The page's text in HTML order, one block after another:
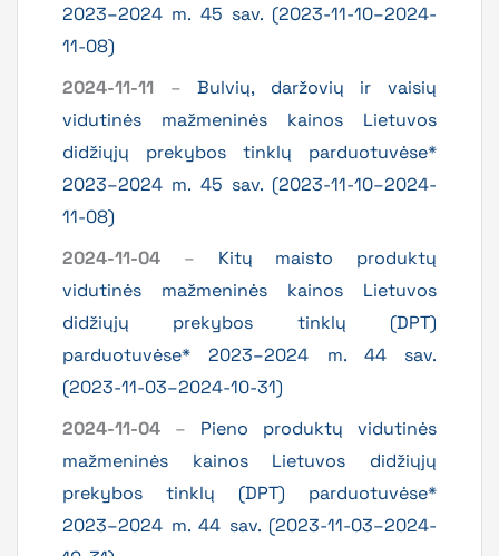
2023–2024 m. 45 sav. (2023-11-10–2024-
11-08)
2024-11-11 –Bulvių, daržovių ir vaisių
vidutinės mažmeninės kainos Lietuvos
didžiųjų prekybos tinklų parduotuvėse*
2023–2024 m. 45 sav. (2023-11-10–2024-
11-08)
2024-11-04 – Kitų maisto produktų
vidutinės mažmeninės kainos Lietuvos
didžiųjų prekybos tinklų (DPT)
parduotuvėse* 2023–2024 m. 44 sav.
(2023-11-03–2024-10-31)
2024-11-04 – Pieno produktų vidutinės
mažmeninės kainos Lietuvos didžiųjų
prekybos tinklų (DPT) parduotuvėse*
2023–2024 m. 44 sav. (2023-11-03–2024-